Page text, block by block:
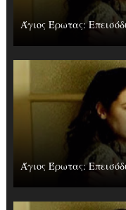
Άγιος Έρωτας:
Άγιος Έρωτας: